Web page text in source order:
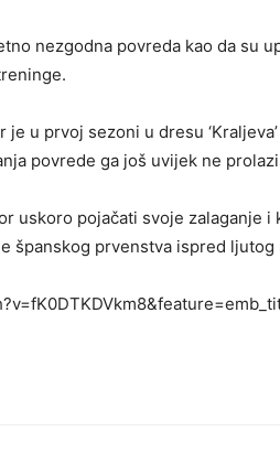
nezgodna povreda kao da su
u prvoj sezoni u dresu
povrede ga još uvijek ne
uskoro pojačati svoje zalaganje
španskog prvenstva ispred ljutog